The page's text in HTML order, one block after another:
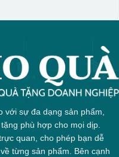
với sự đa dạng sản phẩm,
phù hợp cho mọi dịp.
quan, cho phép bạn dễ
từng sản phẩm. Bên cạnh